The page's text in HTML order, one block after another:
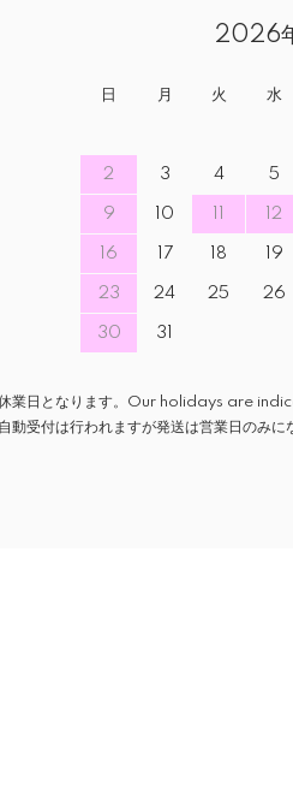
2026
日 月 火 水
2 3 4 5
9 10 12
16 17 18 19
23 24 25 26
30 31
休業日となります。Our holidays are
動受付は行われますが発送は営業日のみに